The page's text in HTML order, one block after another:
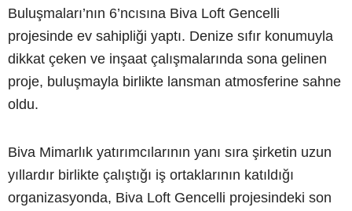
Buluşmaları’nın 6’ncısına Biva Loft Gencelli
projesinde ev sahipliği yaptı. Denize sıfır konumuyla
dikkat çeken ve inşaat çalışmalarında sona gelinen
proje, buluşmayla birlikte lansman atmosferine sahne
oldu.
Biva Mimarlık yatırımcılarının yanı sıra şirketin uzun
yıllardır birlikte çalıştığı iş ortaklarının katıldığı
organizasyonda, Biva Loft Gencelli projesindeki son